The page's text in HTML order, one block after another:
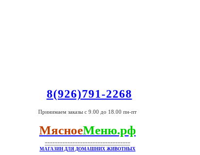
8(926)791-2268
Принимаем заказы с 9.00 до 18.00 пн-пт
МясноеМеню.рф
----------------------------------
МАГАЗИН ДЛЯ ДОМАШНИХ ЖИВОТНЫХ